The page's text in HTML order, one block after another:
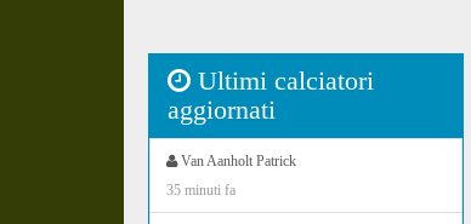
Ultimi calciatori
aggiornati
Van Aanholt Patrick
35 minuti fa